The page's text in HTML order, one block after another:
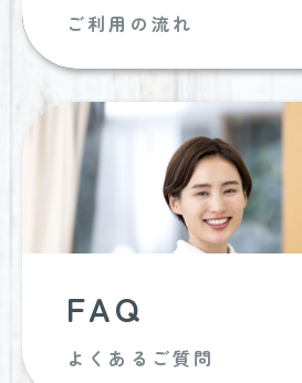
ご利用の流れ
FAQ
よくあるご質問